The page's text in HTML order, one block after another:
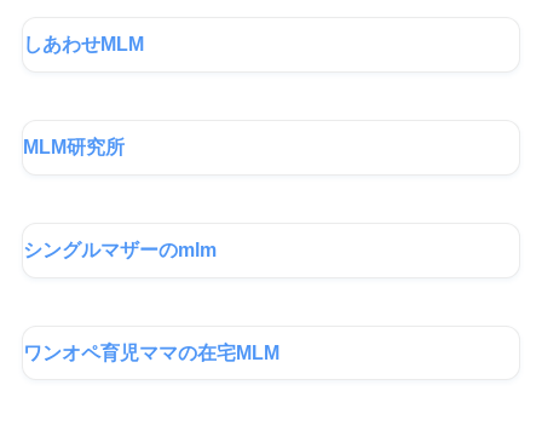
しあわせMLM
MLM研究所
シングルマザーのmlm
ワンオペ育児ママの在宅MLM